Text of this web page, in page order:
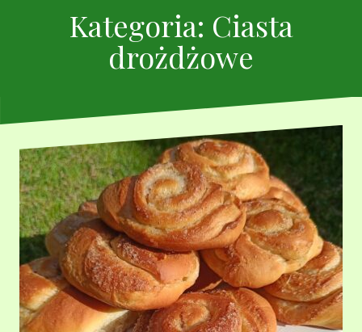
Kategoria: Ciasta
drożdżowe